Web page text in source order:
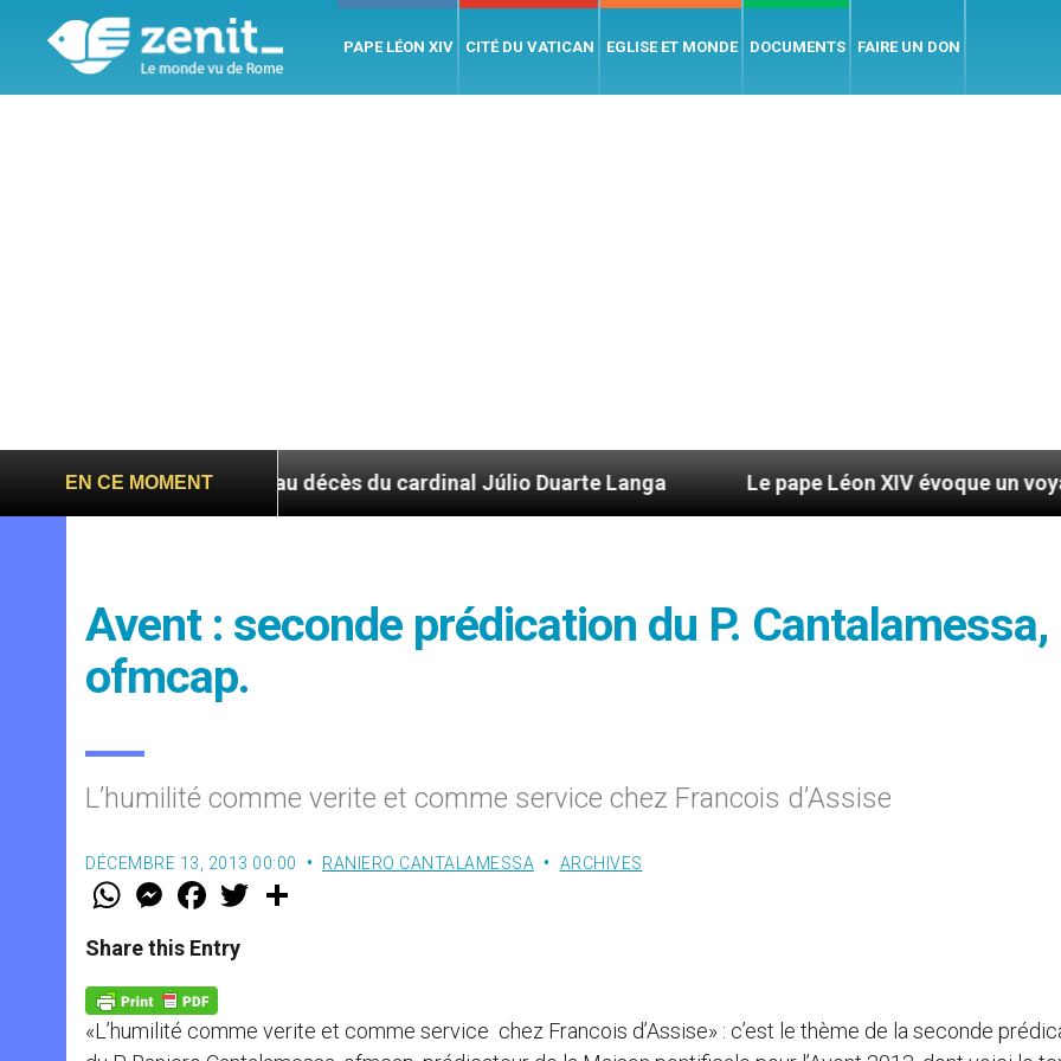
PAPE LÉON XIV CITÉ DU VATICAN EGLISE ET MONDE DOCUMENTS FAIRE UN DON
EN CE MOMENT
Père suite au décès du cardinal Júlio Duarte Langa Le pape Léon XIV évoque un voyage aux
Avent : seconde prédication du P. Cantalamessa,
ofmcap.
L’humilité comme verite et comme service chez Francois d’Assise
DÉCEMBRE 13, 2013 00:00 RANIERO CANTALAMESSA ARCHIVES
W
t
s
p
p
M
e
s
e
g
e
r
F
a
e
b
k
w
Share this Entry
«L’humilité comme verite et comme service chez Francois d’Assise» : c’est le thème de la seconde